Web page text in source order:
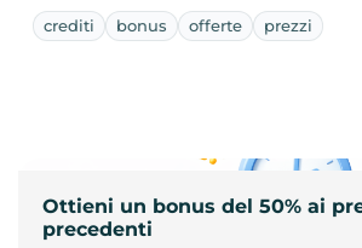
crediti bonus offerte prezzi
Ottieni un bonus del 50% ai
precedenti